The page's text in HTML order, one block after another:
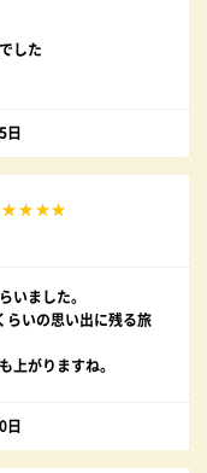
した
日
いました。
らいの思い出に残る旅
上がりますね。
日